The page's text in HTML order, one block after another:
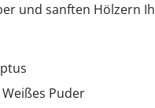
und sanften Hölzern
Puder